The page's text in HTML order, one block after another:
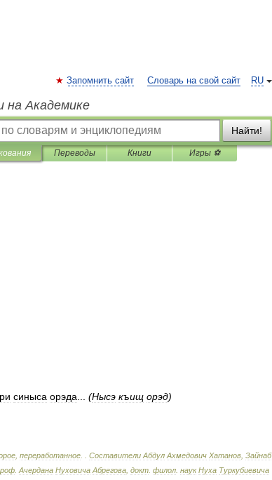
RU
Запомнить сайт Словарь на свой сайт
на Академике
Найти!
Переводы Книги Игры ⚽
синыса орэда (Нысэ къищ орэд)
переработанное Составители Абдул Ахмедович Хатанов Зайнаб
Ачердана Нуховича Абрегова докт филол наук Нуха Туркубиевича